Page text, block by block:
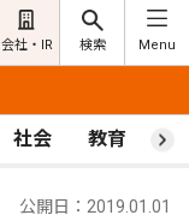
会社・IR 検索 Menu
社会 教育 ス
公開日：2019.01.01